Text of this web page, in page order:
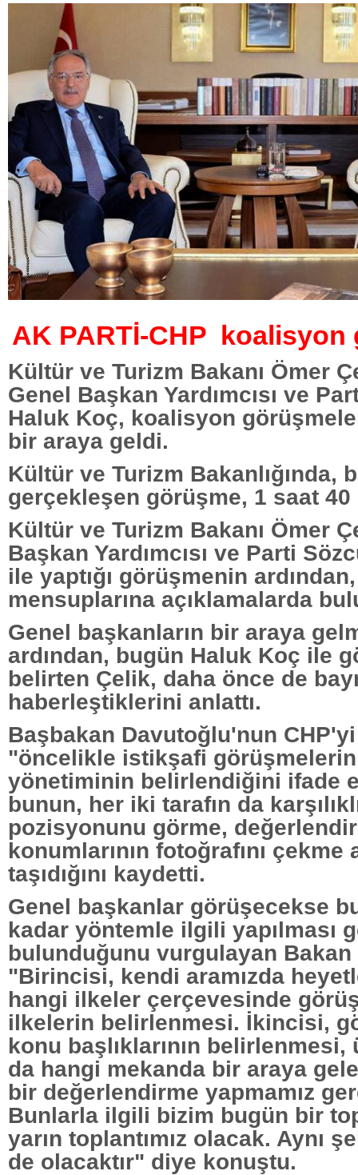
AK PARTİ-CHP koalisyon
Kültür ve Turizm Bakanı Ömer
Genel Başkan Yardımcısı ve
Haluk Koç, koalisyon
bir araya geldi.
Kültür ve Turizm Bakanlığında,
gerçekleşen görüşme, 1 saat
Kültür ve Turizm Bakanı Ömer
Başkan Yardımcısı ve Parti
ile yaptığı görüşmenin
mensuplarına açıklamalarda
Genel başkanların bir araya
ardından, bugün Haluk Koç ile
belirten Çelik, daha önce de
haberleştiklerini anlattı.
Başbakan Davutoğlu'nun
"öncelikle istikşafi görüşmelerin
yönetiminin belirlendiğini ifade
bunun, her iki tarafın da
pozisyonunu görme,
konumlarının fotoğrafını çekme
taşıdığını kaydetti.
Genel başkanlar görüşecekse
kadar yöntemle ilgili yapılması
bulunduğunu vurgulayan Bakan
"Birincisi, kendi aramızda
hangi ilkeler çerçevesinde
ilkelerin belirlenmesi. İkincisi,
konu başlıklarının
da hangi mekanda bir araya
bir değerlendirme yapmamız
Bunlarla ilgili bizim bugün bir
yarın toplantımız olacak. Aynı
de olacaktır" diye konuştu.